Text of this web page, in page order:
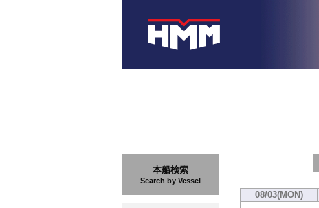
本船検索
Search by Vessel
08/03(MON)